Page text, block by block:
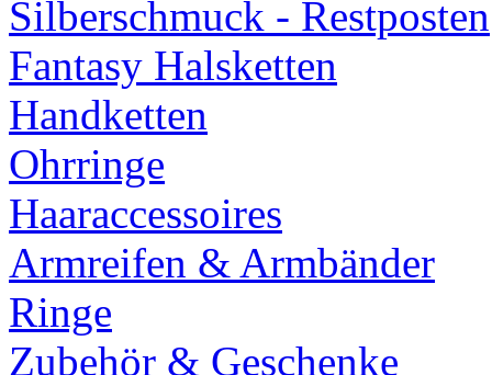
Silberschmuck - Restposten
Fantasy Halsketten
Handketten
Ohrringe
Haaraccessoires
Armreifen & Armbänder
Ringe
Zubehör & Geschenke